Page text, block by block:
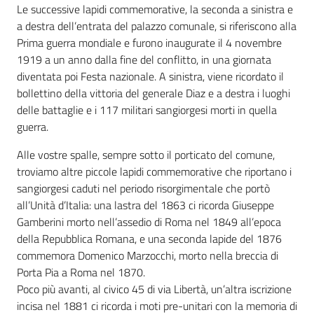
Le successive lapidi commemorative, la seconda a sinistra e
a destra dell’entrata del palazzo comunale, si riferiscono alla
Prima guerra mondiale e furono inaugurate il 4 novembre
1919 a un anno dalla fine del conflitto, in una giornata
diventata poi Festa nazionale. A sinistra, viene ricordato il
bollettino della vittoria del generale Diaz e a destra i luoghi
delle battaglie e i 117 militari sangiorgesi morti in quella
guerra.
Alle vostre spalle, sempre sotto il porticato del comune,
troviamo altre piccole lapidi commemorative che riportano i
sangiorgesi caduti nel periodo risorgimentale che portò
all’Unità d’Italia: una lastra del 1863 ci ricorda Giuseppe
Gamberini morto nell’assedio di Roma nel 1849 all’epoca
della Repubblica Romana, e una seconda lapide del 1876
commemora Domenico Marzocchi, morto nella breccia di
Porta Pia a Roma nel 1870.
Poco più avanti, al civico 45 di via Libertà, un’altra iscrizione
incisa nel 1881 ci ricorda i moti pre-unitari con la memoria di